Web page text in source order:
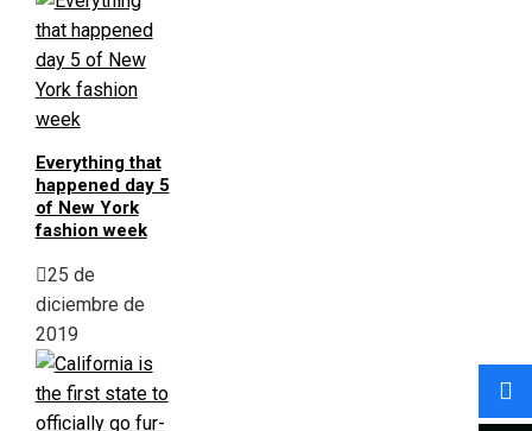
Everything that
happened day 5
of New York
fashion week
25 de
diciembre de
2019